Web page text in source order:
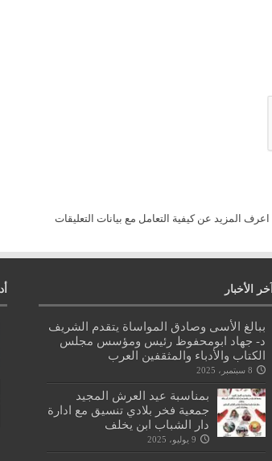
اعرف المزيد عن كيفية التعامل مع بيانات التعليقات
آخر الأخبار
ببالغ الأسى وصادق المواساة يتقدم الشريف
د- جهاد ابومحفوظ رئيس ومؤسس مجلس
الكتاب والأدباء والمثقفين العرب
8 سبتمبر، 2025
بمناسبة عيد العرش المجيد
جمعية فخر بلادي تنسيق مع ادارة
دار الشباب ابن يخلف
9 يوليو، 2025